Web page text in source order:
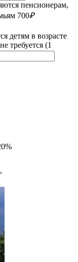
пенсионерам,
700₽
детям в возрасте
требуется (1